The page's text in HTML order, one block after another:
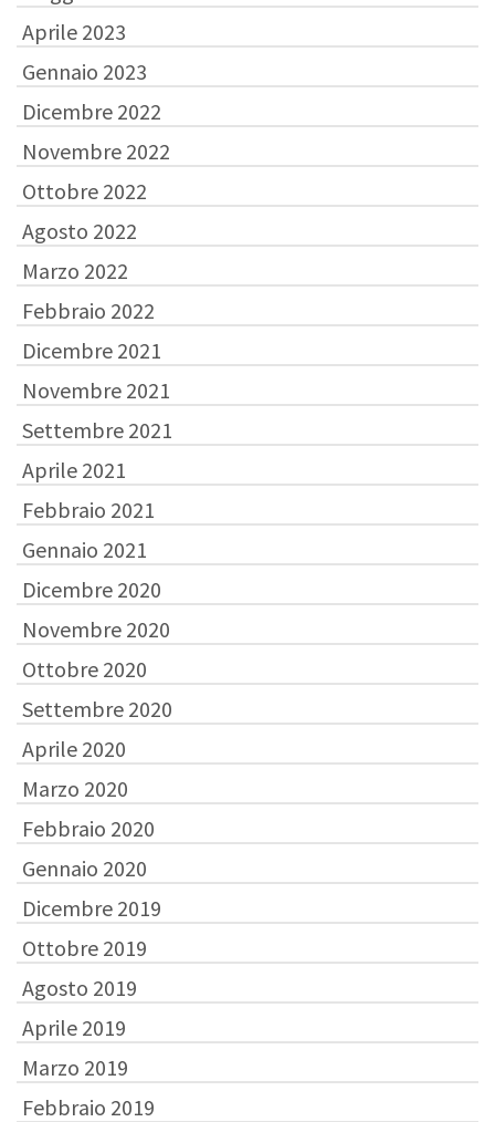
Aprile 2023
Gennaio 2023
Dicembre 2022
Novembre 2022
Ottobre 2022
Agosto 2022
Marzo 2022
Febbraio 2022
Dicembre 2021
Novembre 2021
Settembre 2021
Aprile 2021
Febbraio 2021
Gennaio 2021
Dicembre 2020
Novembre 2020
Ottobre 2020
Settembre 2020
Aprile 2020
Marzo 2020
Febbraio 2020
Gennaio 2020
Dicembre 2019
Ottobre 2019
Agosto 2019
Aprile 2019
Marzo 2019
Febbraio 2019